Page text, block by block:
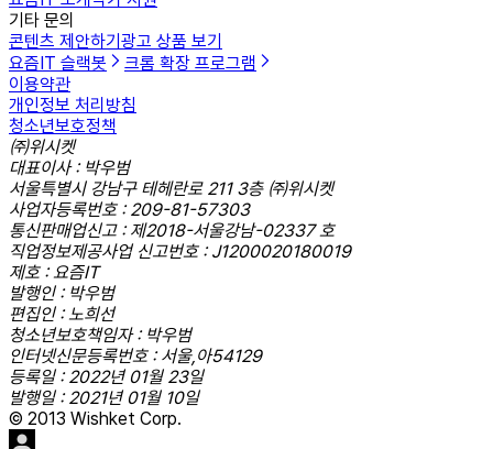
기타 문의
콘텐츠 제안하기 광고 상품 보기
요즘IT 슬랙봇
크롬 확장 프로그램
이용약관
개인정보 처리방침
청소년보호정책
㈜위시켓
대표이사 : 박우범
서울특별시 강남구 테헤란로 211 3층 ㈜위시켓
사업자등록번호 : 209-81-57303
통신판매업신고 : 제2018-서울강남-02337 호
직업정보제공사업 신고번호 : J1200020180019
제호 : 요즘IT
발행인 : 박우범
편집인 : 노희선
청소년보호책임자 : 박우범
인터넷신문등록번호 : 서울,아54129
등록일 : 2022년 01월 23일
발행일 : 2021년 01월 10일
© 2013 Wishket Corp.